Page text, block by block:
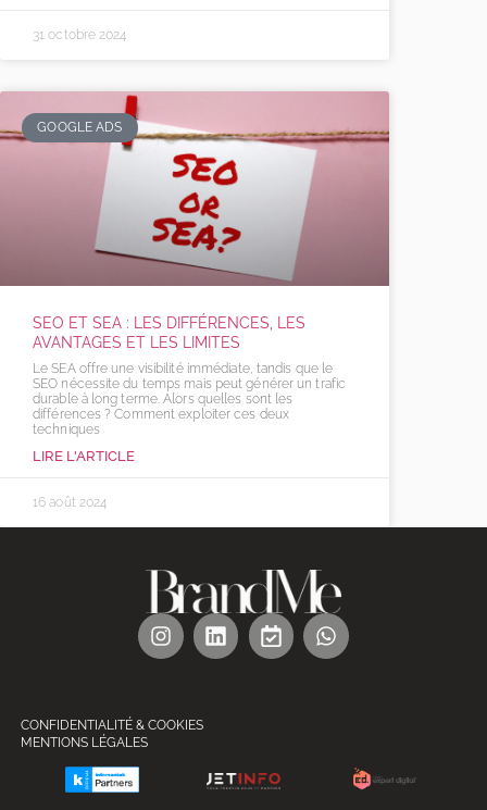
31 octobre 2024
GOOGLE ADS
SEO ET SEA : LES DIFFÉRENCES, LES
AVANTAGES ET LES LIMITES
Le SEA offre une visibilité immédiate, tandis que le
SEO nécessite du temps mais peut générer un trafic
durable à long terme. Alors quelles sont les
différences ? Comment exploiter ces deux
techniques
LIRE L'ARTICLE
16 août 2024
CONFIDENTIALITÉ & COOKIES
MENTIONS LÉGALES